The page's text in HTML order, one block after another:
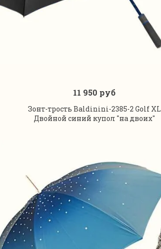
В корзину
11 950 руб
Зонт-трость Baldinini-2385-2 Golf XL
Двойной синий купол "на двоих"